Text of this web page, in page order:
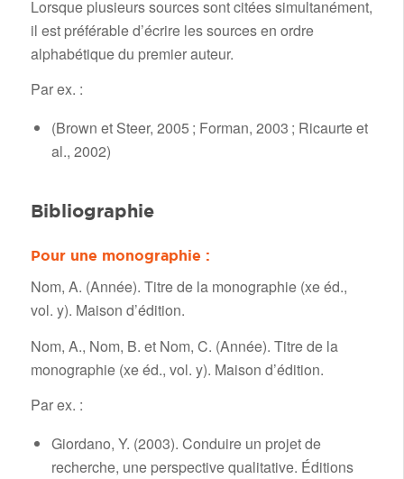
Lorsque plusieurs sources sont citées simultanément,
il est préférable d’écrire les sources en ordre
alphabétique du premier auteur.
Par ex. :
(Brown et Steer, 2005 ; Forman, 2003 ; Ricaurte et
al., 2002)
Bibliographie
Pour une monographie :
Nom, A. (Année). Titre de la monographie (xe éd.,
vol. y). Maison d’édition.
Nom, A., Nom, B. et Nom, C. (Année). Titre de la
monographie (xe éd., vol. y). Maison d’édition.
Par ex. :
Giordano, Y. (2003). Conduire un projet de
recherche, une perspective qualitative. Éditions